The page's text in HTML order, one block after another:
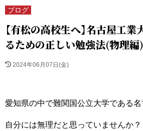
ブログ
【有松の高校生へ】名古屋工
るための正しい勉強法(物理編
2024年06月07日(金)
愛知県の中で難関国公立大学である名
自分には無理だと思っていませんか？